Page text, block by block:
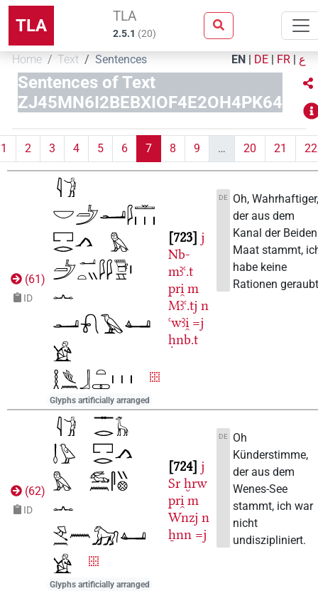
TLA TLA
2.5.1 (20)
Home Text Sentences EN | DE | FR | ع
Sentences of Text
ZJ45MN6I2BEBXIOF4E2OH4PK64
1 2 3 4 5 6 7 8 9 … 20 21 22
(61)
ID
Glyphs artificially arranged
723 j
Nb-
mꜣꜥ.t
pri̯ m
Mꜣꜥ.tj n
ꜥwꜣi̯ =j
ḥnb.t
DE
Oh,
der aus dem
Kanal der Beiden
Maat stammt,
habe keine
Rationen
(62)
ID
Glyphs artificially arranged
724 j
Sr ḫrw
pri̯ m
Wnzj n
ẖnn =j
DE
Oh
Künderstimme,
der aus dem
Wenes-See
stammt, ich war
nicht
undiszipliniert.